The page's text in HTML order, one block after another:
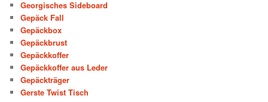
Georgisches Sideboard
Gepäck Fall
Gepäckbox
Gepäckbrust
Gepäckkoffer
Gepäckkoffer aus Leder
Gepäckträger
Gerste Twist Tisch